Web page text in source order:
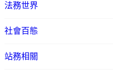
法務世界
社會百態
站務相關